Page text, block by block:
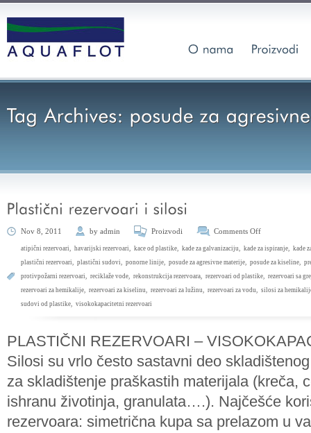
Nov 8, 2011 by admin Proizvodi Comments Off
atipični rezervoari, havarijski rezervoari, kace od plastike, kade za galvanizaciju, kade za ispiranje, kade
plastični rezervoari, plastični sudovi, ponorne linije, posude za agresivne materije, posude za kiseline,
protivpožarni rezervoari, reciklaže vode, rekonstrukcija rezervoara, rezervoari od plastike, rezervoari sa
rezervoari za hemikalije, rezervoari za kiselinu, rezervoari za lužinu, rezervoari za vodu, silosi za
sudovi od plastike, visokokapacitetni rezervoari
PLASTIČNI REZERVOARI –
Silosi su vrlo često sastavni deo
za skladištenje praškastih materijala (kreča,
ishranu životinja, granulata….). Najčešće
rezervoara: simetrična kupa sa prelazom u